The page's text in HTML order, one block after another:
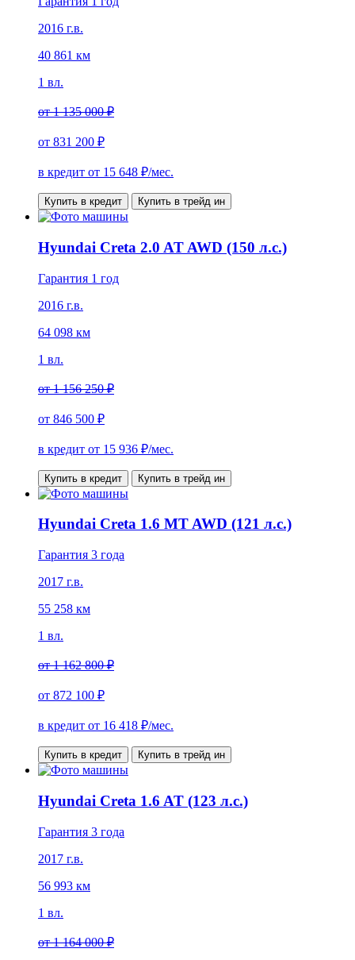
2016 г.в.
40 861 км
1 вл.
от1 135 000 ₽
от 831 200 ₽
в кредит от 15 648 ₽/мес.
Купить в кредит Купить в трейд ин
Hyundai Creta 2.0 AT AWD (150 л.с.)
Гарантия 1 год
2016 г.в.
64 098 км
1 вл.
от1 156 250 ₽
от 846 500 ₽
в кредит от 15 936 ₽/мес.
Купить в кредит Купить в трейд ин
Hyundai Creta 1.6 MT AWD (121 л.с.)
Гарантия 3 года
2017 г.в.
55 258 км
1 вл.
от1 162 800 ₽
от 872 100 ₽
в кредит от 16 418 ₽/мес.
Купить в кредит Купить в трейд ин
Hyundai Creta 1.6 AT (123 л.с.)
Гарантия 3 года
2017 г.в.
56 993 км
1 вл.
от1 164 000 ₽